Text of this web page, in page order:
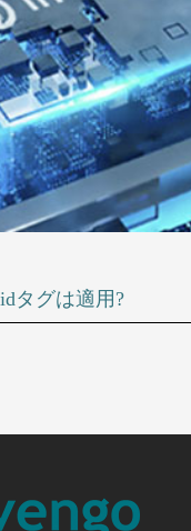
タグは適用?